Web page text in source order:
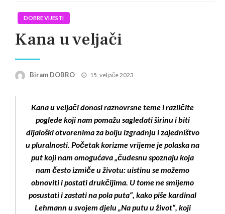
DOBRE VIJESTI
Kana u veljači
Biram DOBRO
Posted
15. veljače 2023.
Kana u veljači donosi raznovrsne teme i različite
poglede koji nam pomažu sagledati širinu i biti
dijaloški otvorenima za bolju izgradnju i zajedništvo
u pluralnosti. Početak korizme vrijeme je polaska na
put koji nam omogućava „čudesnu spoznaju koja
nam često izmiče u životu: uistinu se možemo
obnoviti i postati drukčijima. U tome ne smijemo
posustati i zastati na pola puta“, kako piše kardinal
Lehmann u svojem djelu „Na putu u život“, koji